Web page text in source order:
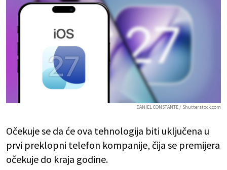
DANIEL CONSTANTE / Shutterstock.com
Očekuje se da će ova tehnologija biti uključena u
prvi preklopni telefon kompanije, čija se premijera
očekuje do kraja godine.